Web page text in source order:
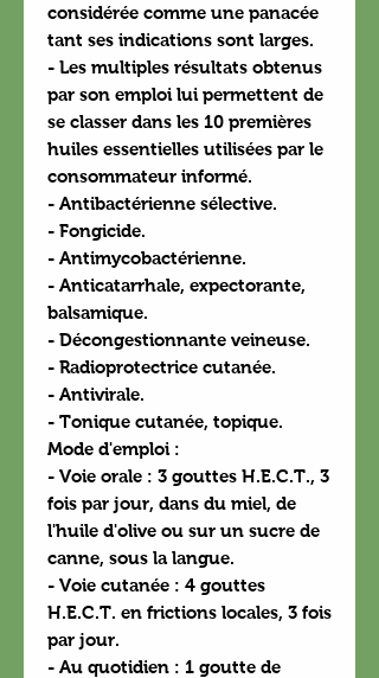
considérée comme une panacée
tant ses indications sont larges.
- Les multiples résultats obtenus
par son emploi lui permettent de
se classer dans les 10 premières
huiles essentielles utilisées par le
consommateur informé.
- Antibactérienne sélective.
- Fongicide.
- Antimycobactérienne.
- Anticatarrhale, expectorante,
balsamique.
- Décongestionnante veineuse.
- Radioprotectrice cutanée.
- Antivirale.
- Tonique cutanée, topique.
Mode d'emploi :
- Voie orale : 3 gouttes H.E.C.T., 3
fois par jour, dans du miel, de
l'huile d'olive ou sur un sucre de
canne, sous la langue.
- Voie cutanée : 4 gouttes
H.E.C.T. en frictions locales, 3 fois
par jour.
- Au quotidien : 1 goutte de